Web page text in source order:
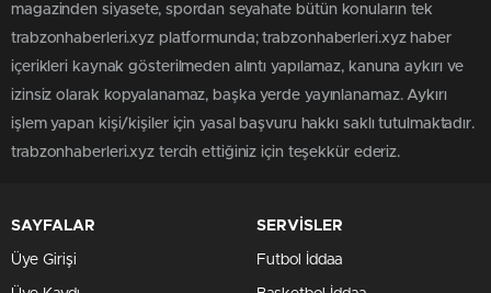
magazinden siyasete, spordan seyahate bütün konuların tek
trabzonhaberleri.xyz platformunda; trabzonhaberleri.xyz haber
içerikleri kaynak gösterilmeden alıntı yapılamaz, kanuna aykırı ve
izinsiz olarak kopyalanamaz, başka yerde yayınlanamaz. Aykırı
işlem yapan kişi/kişiler için yasal başvuru hakkı saklı tutulmaktadır.
trabzonhaberleri.xyz tercih ettiğiniz için teşekkür ederiz.
SAYFALAR
Üye Girişi
SERVİSLER
Futbol İddaa